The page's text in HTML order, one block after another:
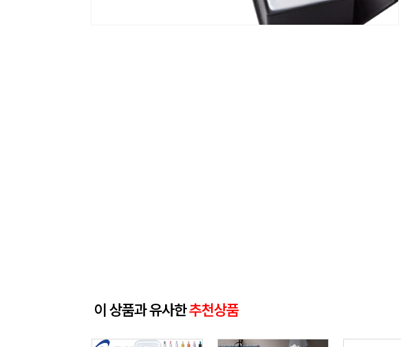
이 상품과 유사한추천상품